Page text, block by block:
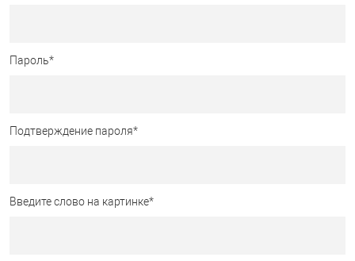
Пароль*
Подтверждение пароля*
Введите слово на картинке*